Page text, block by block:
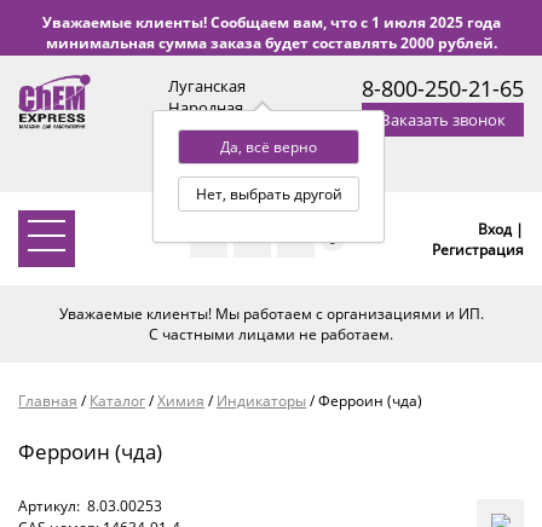
Уважаемые клиенты! Сообщаем вам, что с 1 июля 2025 года
минимальная сумма заказа будет составлять 2000 рублей.
Луганская
Народная
Республика
Да, всё верно
Нет, выбрать другой
с 9:00 до 18:00 по Уфе
(+2 МСК)
8-800-250-21-65
Заказать звонок
0
Вход |
Регистрация
Уважаемые клиенты! Мы работаем с организациями и ИП.
С частными лицами не работаем.
Главная /Каталог/Химия /Индикаторы/Ферроин (чда)
Ферроин (чда)
Артикул: 8.03.00253